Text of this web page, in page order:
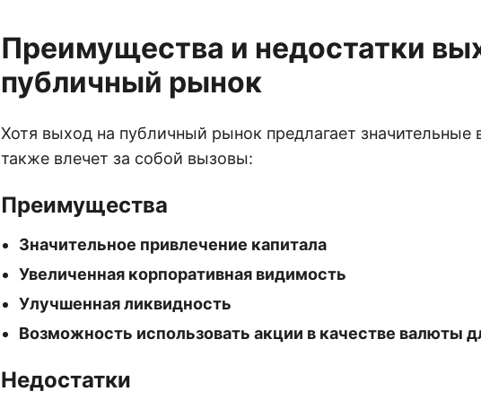
Преимущества и недостатки
публичный рынок
Хотя выход на публичный рынок предлагает значительные
также влечет за собой вызовы:
Преимущества
Значительное привлечение капитала
Увеличенная корпоративная видимость
Улучшенная ликвидность
Возможность использовать акции в качестве валюты
Недостатки